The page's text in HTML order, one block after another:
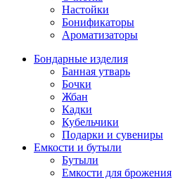
Настойки
Бонификаторы
Ароматизаторы
Бондарные изделия
Банная утварь
Бочки
Жбан
Кадки
Кубельчики
Подарки и сувениры
Емкости и бутыли
Бутыли
Емкости для брожения